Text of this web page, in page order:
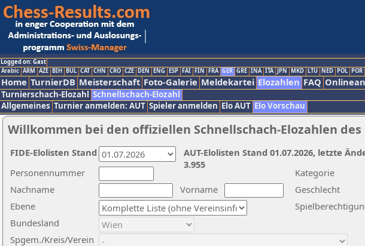
Logged on: Gast
Arabic ARM AZE BIH BUL CAT CHN CRO CZE DEN ENG ESP FAI FIN FRA GER GRE INA ITA JPN MKD LTU NED POL POR
Home TurnierDB Meisterschaft Foto-Galerie Meldekartei Elozahlen FAQ
Turnierschach-Elozahl Schnellschach-Elozahl
Allgemeines Turnier anmelden: AUT Spieler anmelden Elo AUT Elo Vorschau
Willkommen bei den offiziellen Schnellschach-Elozahlen des
Nachname
Vorname
Ebene
Kategorie
Personennummer
Bundesland
Spgem./Kreis/Verein
Geschlecht
AUT-Elolisten Stand 01.07.2026, letzte
3.955
FIDE-Elolisten Stand